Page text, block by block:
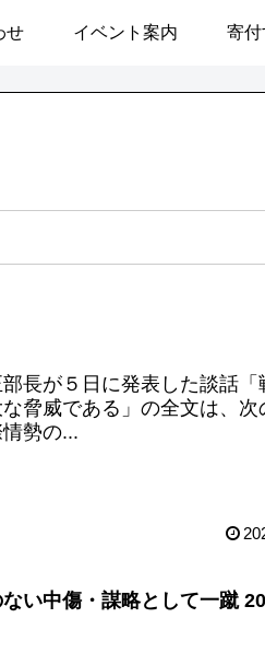
せ イベント案内 寄付
長が５日に発表した談話「
脅威である」の全文は、次
勢の...
い中傷・謀略として一蹴